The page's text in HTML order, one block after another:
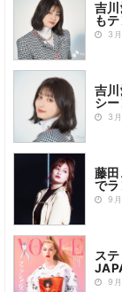
吉
も
3
吉
シ
3
藤
でラ
9
ス
9